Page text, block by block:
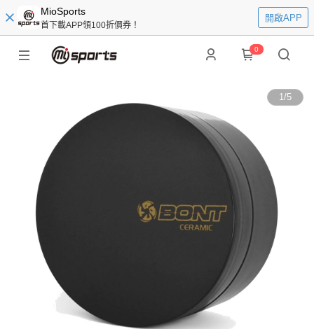
MioSports
首下載APP領100折價券！
開啟APP
0
1/5